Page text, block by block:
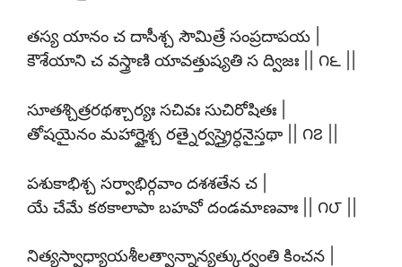
తస్య యానం చ దాసీశ్చ సౌమిత్రే సంప్రదాపయ |
కౌశేయాని చ వస్త్రాణి యావత్తుష్యతి స ద్విజః || ౧౬ ||
సూతశ్చిత్రరథశ్చార్యః సచివః సుచిరోషితః |
తోషయైనం మహార్హైశ్చ రత్నైర్వస్త్రైర్ధనైస్తథా || ౧౭ ||
పశుకాభిశ్చ సర్వాభిర్గవాం దశశతేన చ |
యే చేమే కఠకాలాపా బహవో దండమాణవాః || ౧౮ ||
నిత్యస్వాధ్యాయశీలత్వాన్నాన్యత్కుర్వంతి కించన |